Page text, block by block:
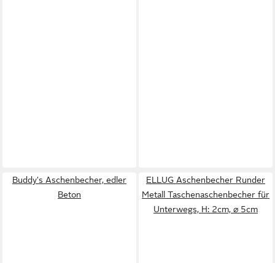
Buddy's Aschenbecher, edler
Beton
ELLUG Aschenbecher Runder
Metall Taschenaschenbecher für
Unterwegs, H: 2cm, ⌀ 5cm